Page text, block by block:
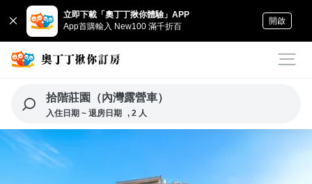
立即下載「奧丁丁揪你體驗」APP
App首購輸入 New100 滿千折百
開啟
拾階莊園（內灣露營車）
入住日期 ~ 退房日期 , 2 人